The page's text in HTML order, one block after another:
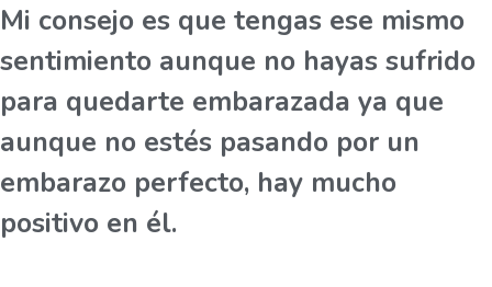
Mi consejo es que tengas ese mismo
sentimiento aunque no hayas sufrido
para quedarte embarazada ya que
aunque no estés pasando por un
embarazo perfecto, hay mucho
positivo en él.